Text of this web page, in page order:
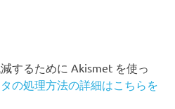
するために Akismet を使っ
の処理方法の詳細はこちらを